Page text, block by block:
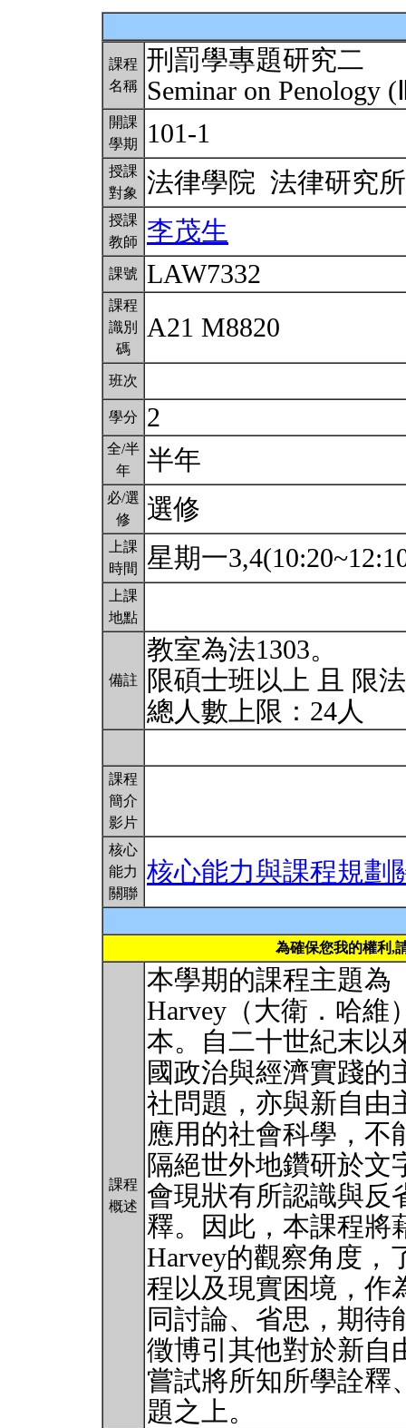
課程
名稱
刑罰學專題研究二
Seminar on Penology
開課
學期
101-1
授課
對象
法律學院 法律研究
授課
教師
李茂生
課號 LAW7332
課程
識別
碼
A21 M8820
班次
學分 2
全/半
年
半年
必/選
修
選修
上課
時間
星期一
上課
地點
備註
教室為法1303。
限碩士班以上 且 限
總人數上限：24人
課程
簡介
影片
核心
能力
關聯
核心能力與課程規劃
為確保您我的權利,
課程
概述
本學期的課程主題為
Harvey（大衛．哈維
本。自二十世紀末以
國政治與經濟實踐的
社問題，亦與新自由
應用的社會科學，不
隔絕世外地鑽研於文
會現狀有所認識與反
釋。因此，本課程將
Harvey的觀察角度，
程以及現實困境，作
同討論、省思，期待
徵博引其他對於新自
嘗試將所知所學詮釋
題之上。